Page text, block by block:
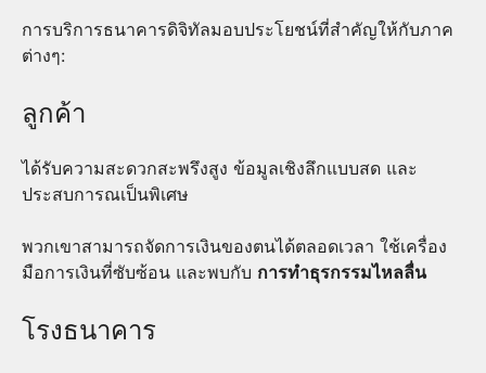
การบริการธนาคารดิจิทัลมอบประโยชน์ที่สำคัญให้กับภาค
ต่างๆ:
ลูกค้า
ได้รับความสะดวกสะพรึงสูง ข้อมูลเชิงลึกแบบสด และ
ประสบการณเป็นพิเศษ
พวกเขาสามารถจัดการเงินของตนได้ตลอดเวลา ใช้เครื่อง
มือการเงินที่ซับซ้อน และพบกับ การทำธุรกรรมไหลลื่น
โรงธนาคาร